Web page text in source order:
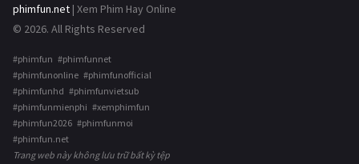
phimfun.net | Xem Phim Hay Online
© 2026. All Rights Reserved
#phimfun #phimfunnet
#phimfunonline #phimfunofficial
#phimfunhd #phimfunvietsub
#phimfunmienphi #xemphimfun
#phimfun2026 #phimfunmoi
#phimfun.net
Trang web này không lưu trữ bất kỳ tệp